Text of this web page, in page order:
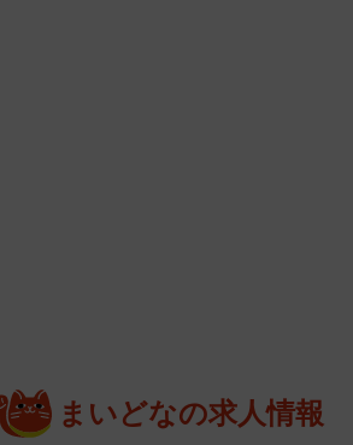
ゲームも大好きで、よくオンラインで通
まいどなの求人情報